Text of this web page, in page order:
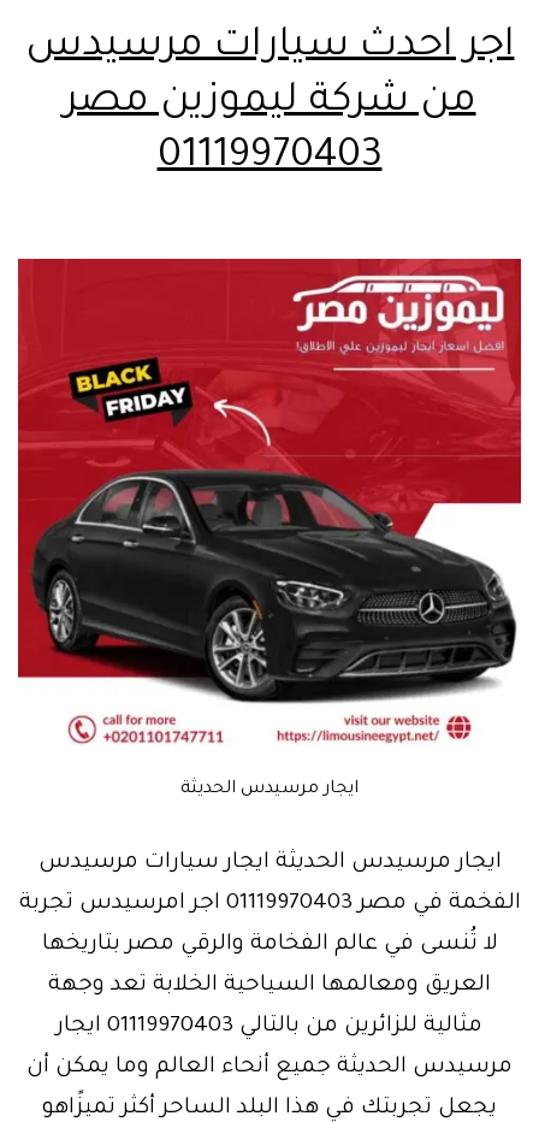
اجر احدث سيارات مرسيدس
من شركة ليموزين مصر
01119970403
ايجار مرسيدس الحديثة
ايجار مرسيدس الحديثة ايجار سيارات مرسيدس
الفخمة في مصر 01119970403 اجر امرسيدس تجربة
لا تُنسى في عالم الفخامة والرقي مصر بتاريخها
العريق ومعالمها السياحية الخلابة تعد وجهة
مثالية للزائرين من بالتالي 01119970403 ايجار
مرسيدس الحديثة جميع أنحاء العالم وما يمكن أن
يجعل تجربتك في هذا البلد الساحر أكثر تميزًاهو